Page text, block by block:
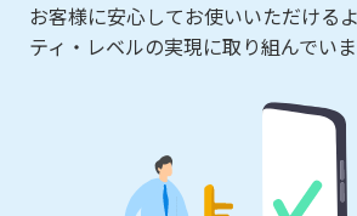
お客様に安心してお使いいただける
ティ・レベルの実現に取り組んでいま